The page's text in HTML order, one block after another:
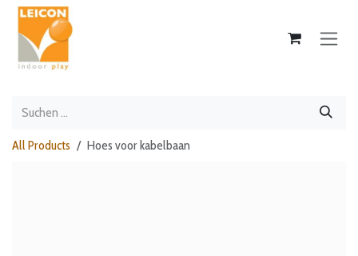
Zum Inhalt springen
All Products Hoes voor kabelbaan